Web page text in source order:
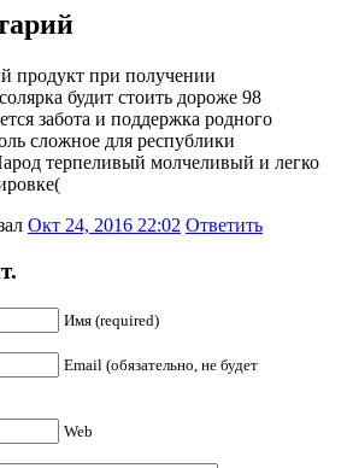
продукт при получении
будит стоить дороже 98
забота и поддержка родного
сложное для республики
терпеливый молчеливый и легко
Окт 24, 2016 22:02 Ответить
Имя (required)
Email (обязательно, не будет
Web